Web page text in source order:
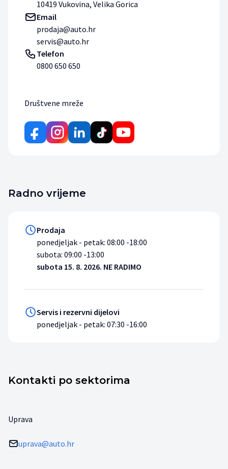
10419 Vukovina, Velika Gorica
Email
prodaja@auto.hr
servis@auto.hr
Telefon
0800 650 650
Društvene mreže
Radno vrijeme
Prodaja
ponedjeljak - petak: 08:00 -18:00
subota: 09:00 -13:00
subota 15. 8. 2026. NE RADIMO
Servis i rezervni dijelovi
ponedjeljak - petak: 07:30 -16:00
Kontakti po sektorima
Uprava
uprava@auto.hr